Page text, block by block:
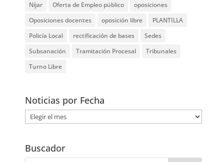
Níjar
Oferta de Empleo público
oposiciones
Oposiciones docentes
oposición libre
PLANTILLA
Policía Local
rectificación de bases
Sedes
Subsanación
Tramitación Procesal
Tribunales
Turno Libre
Noticias por Fecha
Noticias
por
Buscador